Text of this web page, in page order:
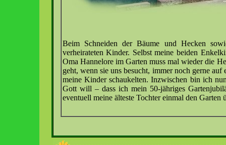
Beim Schneiden der Bäume und Hecken
verheirateten Kinder. Selbst meine beiden
Oma Hannelore im Garten muss mal wieder die
geht, wenn sie uns besucht, immer noch gerne
meine Kinder schaukelten. Inzwischen bin ich
Gott will – dass ich mein 50-jähriges
eventuell meine älteste Tochter einmal den